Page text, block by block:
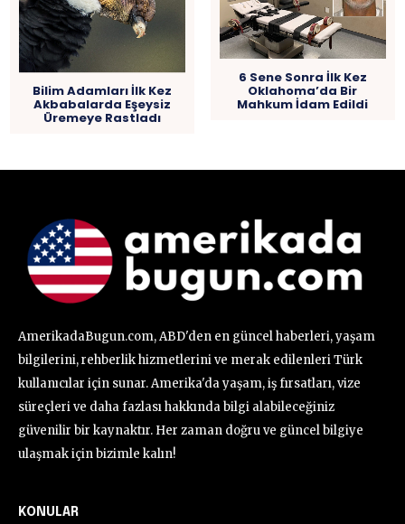
Bilim Adamları İlk Kez
Akbabalarda Eşeysiz
Üremeye Rastladı
6 Sene Sonra İlk Kez
Oklahoma’da Bir
Mahkum İdam Edildi
AmerikadaBugun.com, ABD'den en güncel haberleri, yaşam
bilgilerini, rehberlik hizmetlerini ve merak edilenleri Türk
kullanıcılar için sunar. Amerika'da yaşam, iş fırsatları, vize
süreçleri ve daha fazlası hakkında bilgi alabileceğiniz
güvenilir bir kaynaktır. Her zaman doğru ve güncel bilgiye
ulaşmak için bizimle kalın!
KONULAR